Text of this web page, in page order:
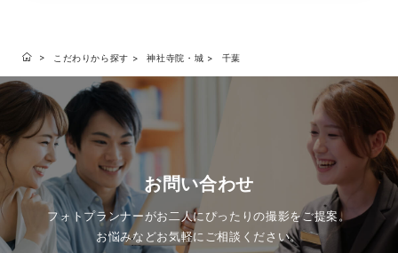
こだわりから探す 神社寺院・城 千葉
お問い合わせ
フォトプランナーがお二人にぴったりの撮影をご提案。
お悩みなどお気軽にご相談ください。